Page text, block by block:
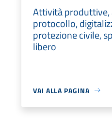
Attività produttive,
protocollo,
protezione civile,
libero
VAI ALLA PAGINA